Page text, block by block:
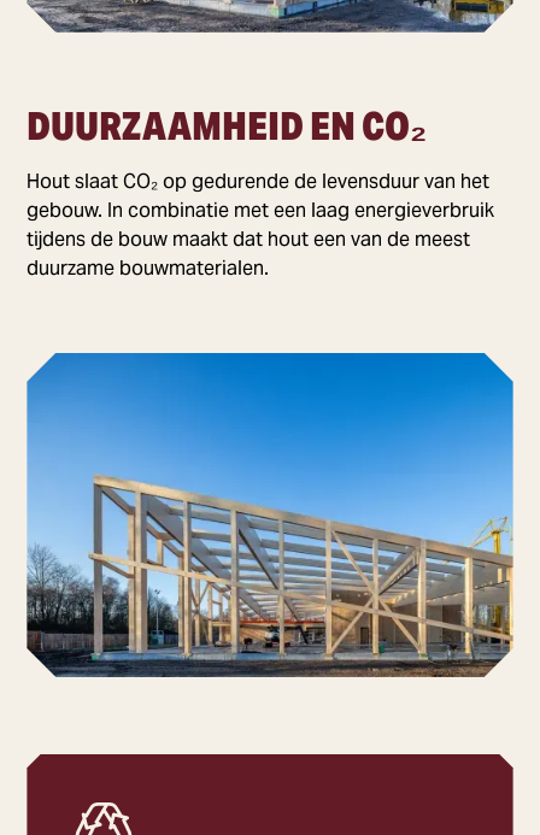
DUURZAAMHEID EN CO₂
Hout slaat CO₂ op gedurende de levensduur van het
gebouw. In combinatie met een laag energieverbruik
tijdens de bouw maakt dat hout een van de meest
duurzame bouwmaterialen.